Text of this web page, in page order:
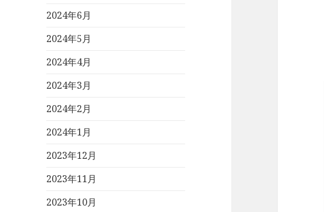
2024年6月
2024年5月
2024年4月
2024年3月
2024年2月
2024年1月
2023年12月
2023年11月
2023年10月